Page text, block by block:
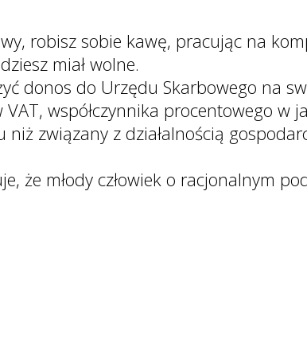
robisz sobie kawę, pracując na
miał wolne.
donos do Urzędu Skarbowego na
współczynnika procentowego w
związany z działalnością
że młody człowiek o racjonalnym